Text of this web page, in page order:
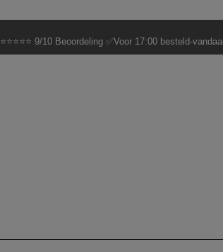
⭐⭐⭐⭐⭐ 9/10 Beoordeling ✅Voor 17:00 besteld-